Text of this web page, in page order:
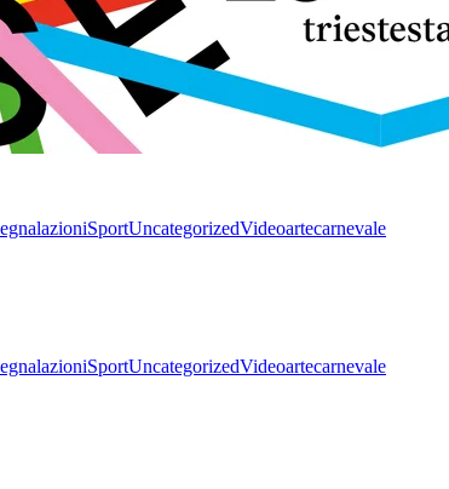
SportUncategorizedVideoartecarnevale
SportUncategorizedVideoartecarnevale